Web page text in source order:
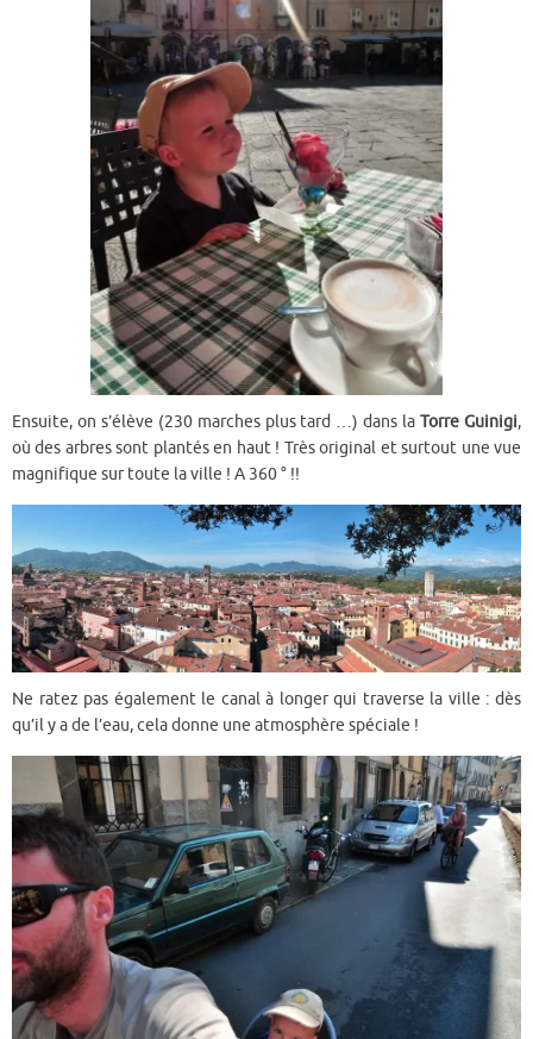
Ensuite, on s’élève (230 marches plus tard …) dans laTorre Guinigi,
où des arbres sont plantés en haut ! Très original et surtout une vue
magnifique sur toute la ville ! A 360 ° !!
Ne ratez pas également le canal à longer qui traverse la ville : dès
qu’il y a de l’eau, cela donne une atmosphère spéciale !